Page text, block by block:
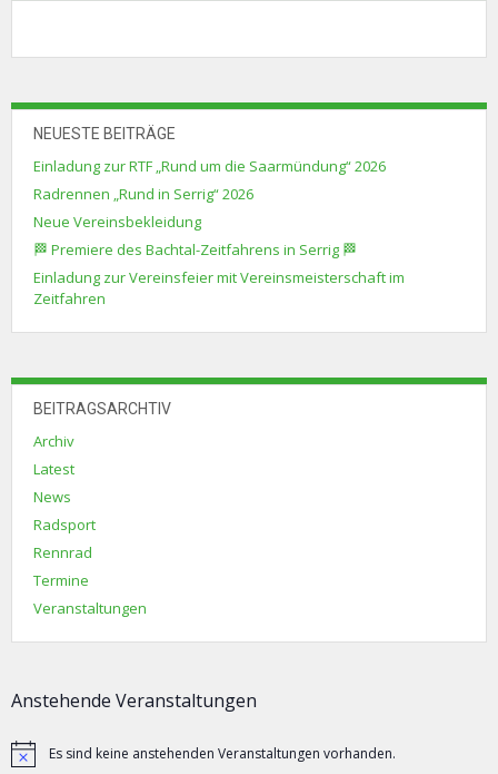
NEUESTE BEITRÄGE
Einladung zur RTF „Rund um die Saarmündung“ 2026
Radrennen „Rund in Serrig“ 2026
Neue Vereinsbekleidung
🏁 Premiere des Bachtal-Zeitfahrens in Serrig 🏁
Einladung zur Vereinsfeier mit Vereinsmeisterschaft im
Zeitfahren
BEITRAGSARCHTIV
Archiv
Latest
News
Radsport
Rennrad
Termine
Veranstaltungen
Anstehende Veranstaltungen
HinweisEs sind keine anstehenden Veranstaltungen vorhanden.